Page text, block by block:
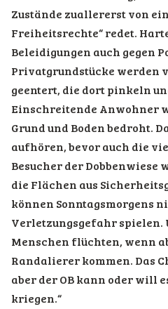
Zustände zuallererst von
Freiheitsrechte“ redet.
Beleidigungen auch gegen
Privatgrundstücke werden
geentert, die dort pinkeln
Einschreitende Anwohner
Grund und Boden bedroht.
aufhören, bevor auch die
Besucher der Dobbenwiese
die Flächen aus
können Sonntagsmorgens
Verletzungsgefahr spielen.
Menschen flüchten, wenn
Randalierer kommen. Das
aber der OB kann oder will
kriegen.“